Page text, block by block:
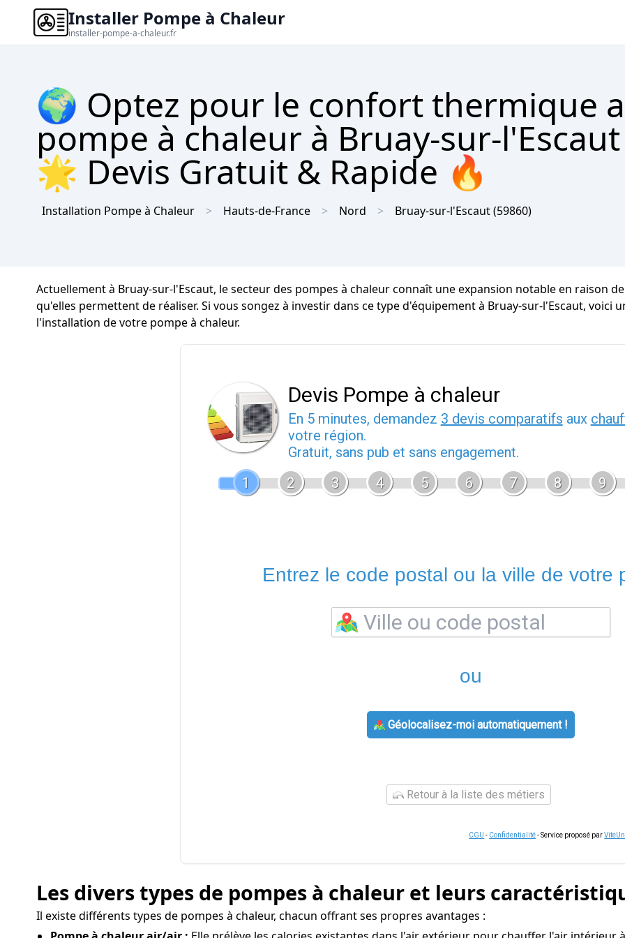
Installer Pompe à Chaleur
installer-pompe-a-chaleur.fr
🌍 Optez pour le confort thermique
pompe à chaleur à Bruay-sur-
🌟 Devis Gratuit & Rapide 🔥
Installation Pompe à Chaleur Hauts-de-France Nord Bruay-sur-l'Escaut(59860)
Actuellement à Bruay-sur-l'Escaut, le secteur des pompes à chaleur connaît une expansion notable en raison
qu'elles permettent de réaliser. Si vous songez à investir dans ce type d'équipement à Bruay-sur-l'Escaut, voici
l'installation de votre pompe à chaleur.
Devis Pompe à chaleur
En 5 minutes, demandez 3 devis comparatifs aux
votre région.
Gratuit, sans pub et sans engagement.
1
2 3 4 5 6 7 8 9
Entrez le code postal ou la ville de votre
ou
Géolocalisez-moi automatiquement !
Retour à la liste des métiers
CGU - Confidentialité- Service proposé par
Les divers types de pompes à chaleur et leurs
Il existe différents types de pompes à chaleur, chacun offrant ses propres avantages :